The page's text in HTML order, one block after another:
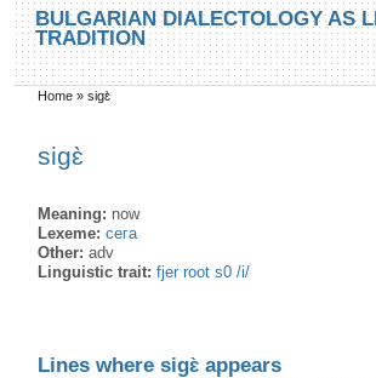
Skip to main content
Skip to search
BULGARIAN DIALECTOLOGY AS
TRADITION
You are here
Home »sigɛ̀
sigɛ̀
Meaning: now
Lexeme:сега
Other:adv
Linguistic trait:fjer root s0 /i/
Lines where sigɛ̀ appears